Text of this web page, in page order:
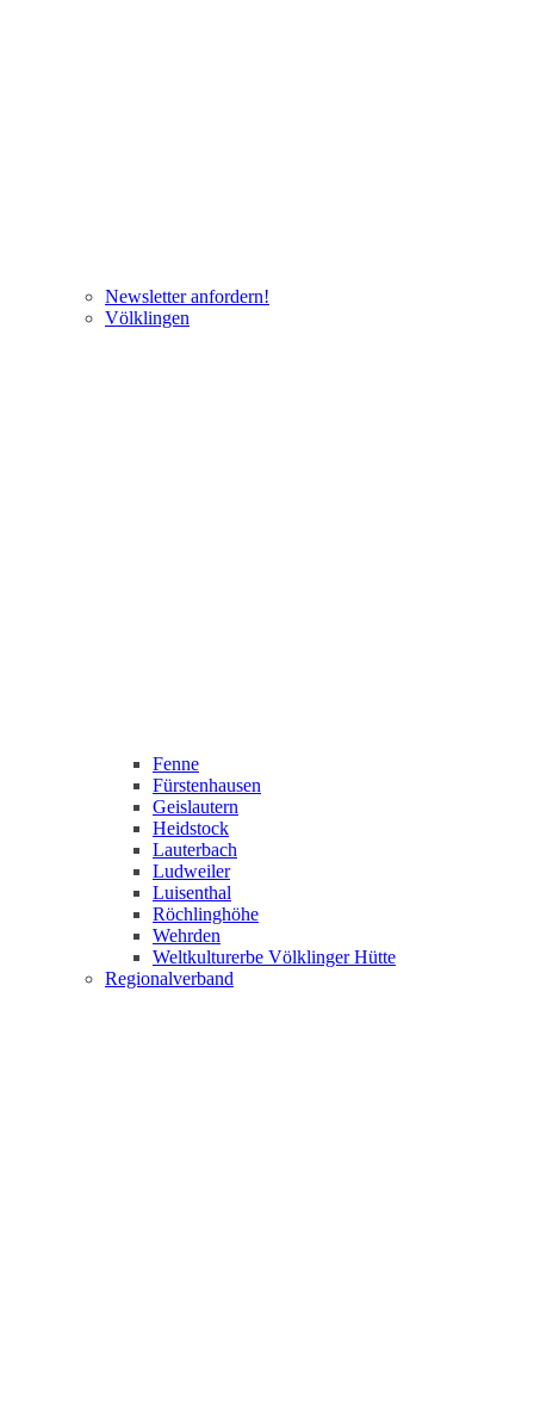
Newsletter anfordern!
Völklingen
Fenne
Fürstenhausen
Geislautern
Heidstock
Lauterbach
Ludweiler
Luisenthal
Röchlinghöhe
Wehrden
Weltkulturerbe Völklinger Hütte
Regionalverband